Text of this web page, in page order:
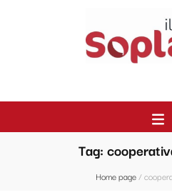
Tag:
Home page/